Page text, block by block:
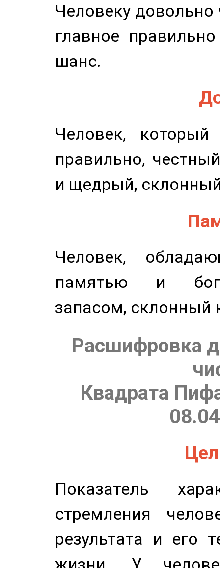
Человеку довольно
главное
шанс.
Человек,
правильно,
и щедрый,
Человек,
памятью и
запасом, склонный
Расшифровка
Квадрата
Показатель
стремления
результата и его